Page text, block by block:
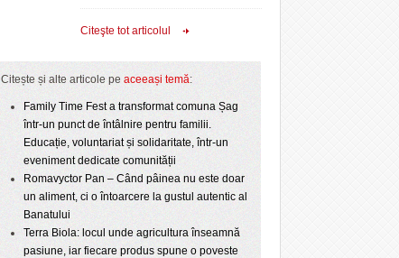
Citeşte tot articolul
Citește și alte articole pe aceeași temă:
Family Time Fest a transformat comuna Șag
într-un punct de întâlnire pentru familii.
Educație, voluntariat și solidaritate, într-un
eveniment dedicate comunității
Romavyctor Pan – Când pâinea nu este doar
un aliment, ci o întoarcere la gustul autentic al
Banatului
Terra Biola: locul unde agricultura înseamnă
pasiune, iar fiecare produs spune o poveste